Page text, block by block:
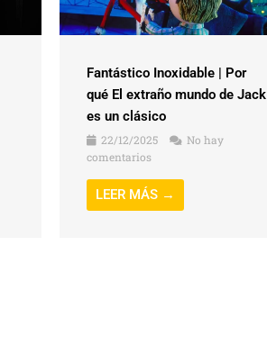
Fantástico Inoxidable | Por
qué El extraño mundo de Jack
es un clásico
22/12/2025
No hay
comentarios
LEER MÁS →